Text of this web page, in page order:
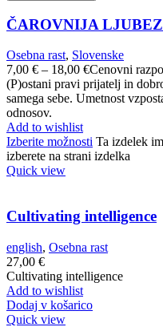
ČAROVNIJA
Osebna rast, Slovenske
7,00 € – 18,00 €Cenovni
(P)ostani pravi prijatelj in
samega sebe. Umetnost
odnosov.
Add to wishlist
Izberite možnosti Ta izdelek
izberete na strani izdelka
Quick view
Cultivating intelligence
english, Osebna rast
27,00 €
Cultivating intelligence
Add to wishlist
Dodaj v košarico
Quick view